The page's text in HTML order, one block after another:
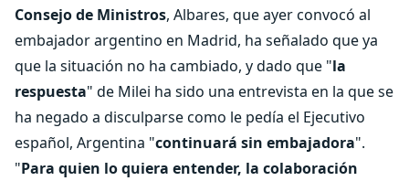
Consejo de Ministros, Albares, que ayer convocó al
embajador argentino en Madrid, ha señalado que ya
que la situación no ha cambiado, y dado que "la
respuesta" de Milei ha sido una entrevista en la que se
ha negado a disculparse como le pedía el Ejecutivo
español, Argentina "continuará sin embajadora".
"Para quien lo quiera entender, la colaboración